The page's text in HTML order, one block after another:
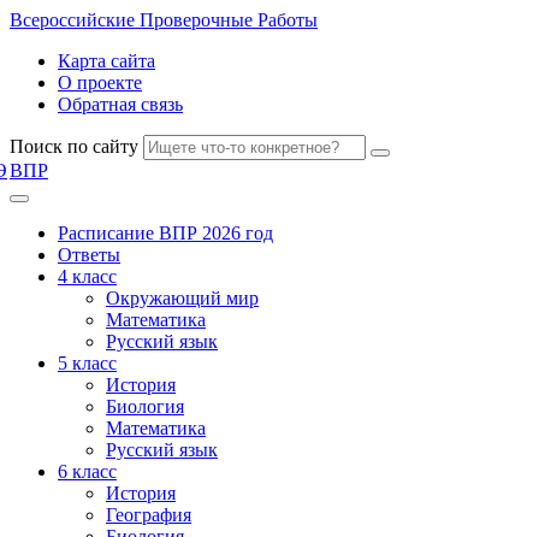
Всероссийские Проверочные Работы
Карта сайта
О проекте
Обратная связь
Поиск по сайту
ВПР
Расписание ВПР 2026 год
Ответы
4 класс
Окружающий мир
Математика
Русский язык
5 класс
История
Биология
Математика
Русский язык
6 класс
История
География